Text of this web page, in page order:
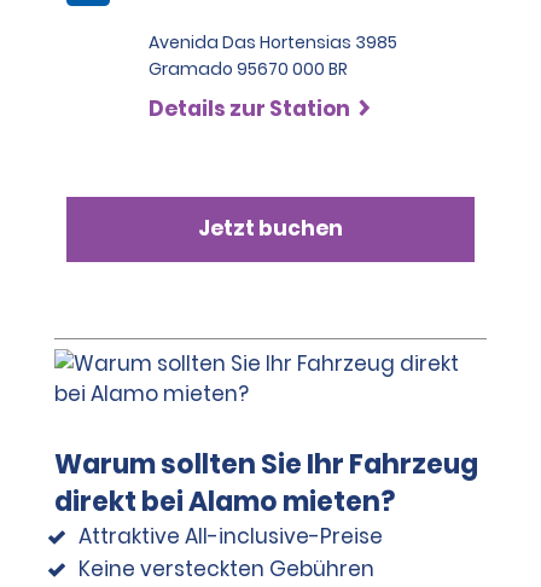
Avenida Das Hortensias 3985
Gramado 95670 000 BR
Details zur Station
Jetzt buchen
Warum sollten Sie Ihr Fahrzeug
direkt bei Alamo mieten?
Attraktive All-inclusive-Preise
Keine versteckten Gebühren